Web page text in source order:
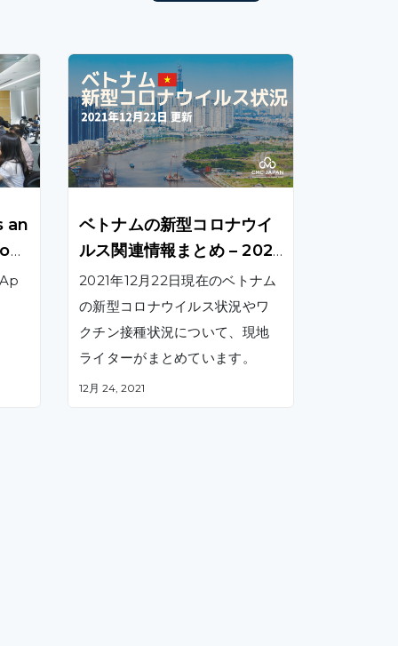
an
ベトナムの新型コロナウイ
ルス関連情報まとめ – 2021
年12月22日更新
2021年12月22日現在のベトナム
の新型コロナウイルス状況やワ
クチン接種状況について、現地
ライターがまとめています。
12月 24, 2021